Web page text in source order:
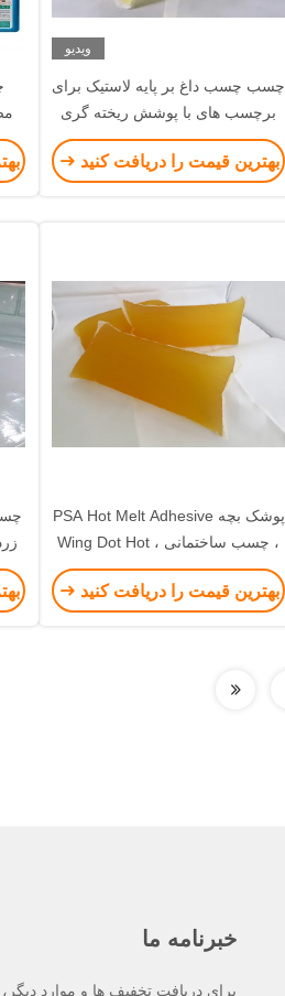
ویدیو
چسب چسب داغ بر پایه لاستیک برای
برچسب های با پوشش ریخته گری
برچسب های کاغذی
بهترین قیمت را دریافت کنید
پوشک بچه PSA Hot Melt Adhesive
، چسب ساختمانی ، Wing Dot Hot
Melt Material
بهترین قیمت را دریافت کنید
خبرنامه ما
برای دریافت تخفیف ها و موارد دیگر،